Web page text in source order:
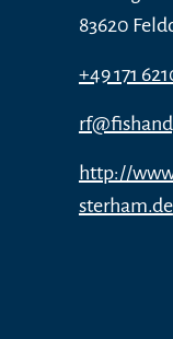
83620
+49 171
http://
sterham.de